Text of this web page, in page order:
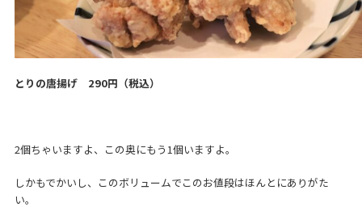
とりの唐揚げ 290円（税込）
2個ちゃいますよ、この奥にもう1個いますよ。
しかもでかいし、このボリュームでこのお値段はほんとにありがた
い。